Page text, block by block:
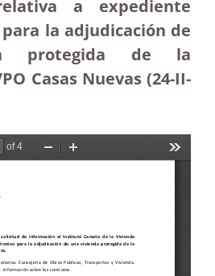
a expediente
la adjudicación de
protegida de la
Casas Nuevas (24-II-